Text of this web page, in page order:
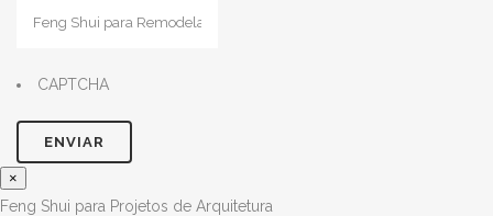
CAPTCHA
×
Feng Shui para Projetos de Arquitetura